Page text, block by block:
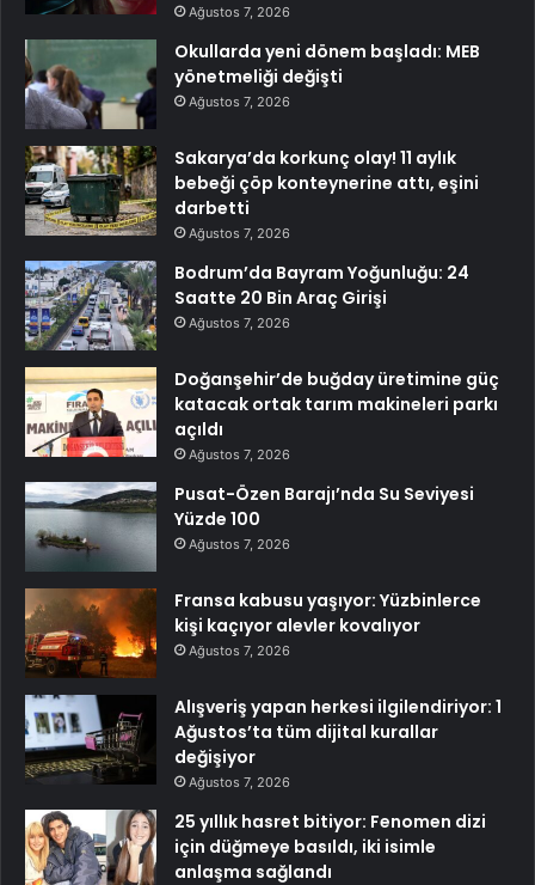
Ağustos 7, 2026
Okullarda yeni dönem başladı: MEB
yönetmeliği değişti
Ağustos 7, 2026
Sakarya’da korkunç olay! 11 aylık
bebeği çöp konteynerine attı, eşini
darbetti
Ağustos 7, 2026
Bodrum’da Bayram Yoğunluğu: 24
Saatte 20 Bin Araç Girişi
Ağustos 7, 2026
Doğanşehir’de buğday üretimine güç
katacak ortak tarım makineleri parkı
açıldı
Ağustos 7, 2026
Pusat-Özen Barajı’nda Su Seviyesi
Yüzde 100
Ağustos 7, 2026
Fransa kabusu yaşıyor: Yüzbinlerce
kişi kaçıyor alevler kovalıyor
Ağustos 7, 2026
Alışveriş yapan herkesi ilgilendiriyor: 1
Ağustos’ta tüm dijital kurallar
değişiyor
Ağustos 7, 2026
25 yıllık hasret bitiyor: Fenomen dizi
için düğmeye basıldı, iki isimle
anlaşma sağlandı